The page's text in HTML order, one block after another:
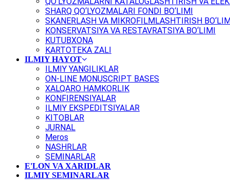
SHARQ QO‘LYOZMALARI FONDI BO‘LIMI
SKANERLASH VA MIKROFILMLASHTIRISH
KONSERVATSIYA VA RESTAVRATSIYA BO‘LIMI
KUTUBXONA
KARTOTEKA ZALI
ILMIY HAYOT
ILMIY YANGILIKLAR
ON-LINE MONUSCRIPT BASES
XALQARO HAMKORLIK
KONFIRENSIYALAR
ILMIY EKSPEDITSIYALAR
KITOBLAR
JURNAL
Meros
NASHRLAR
SEMINARLAR
E'LON VA XARIDLAR
ILMIY SEMINARLAR